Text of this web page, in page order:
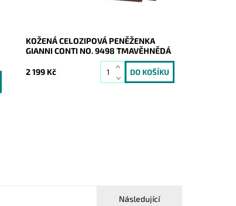
KOŽENÁ CELOZIPOVÁ PENĚŽENKA
GIANNI CONTI NO. 9498 TMAVĚHNĚDÁ
2 199 Kč
Následující